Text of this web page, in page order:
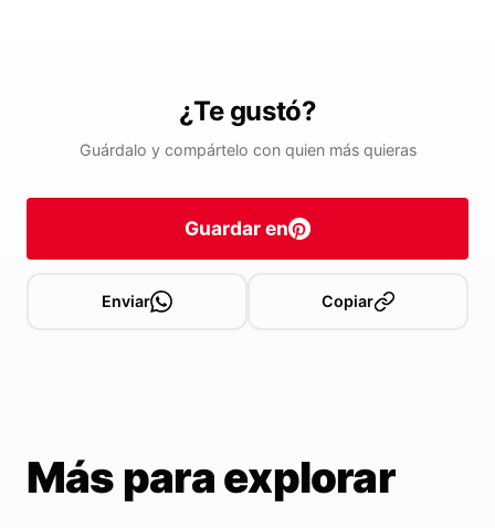
¿Te gustó?
Guárdalo y compártelo con quien más quieras
Guardar en
Enviar Copiar
Más para explorar